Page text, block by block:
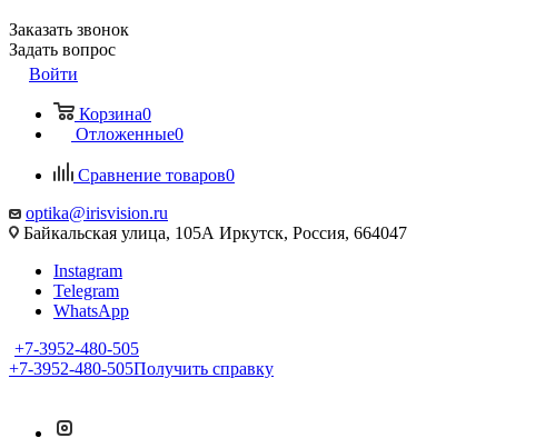
Заказать звонок
Задать вопрос
Войти
Корзина0
Отложенные0
Сравнение товаров0
optika@irisvision.ru
Байкальская улица, 105А Иркутск, Россия, 664047
Instagram
Telegram
WhatsApp
+7-3952-480-505
+7-3952-480-505Получить справку